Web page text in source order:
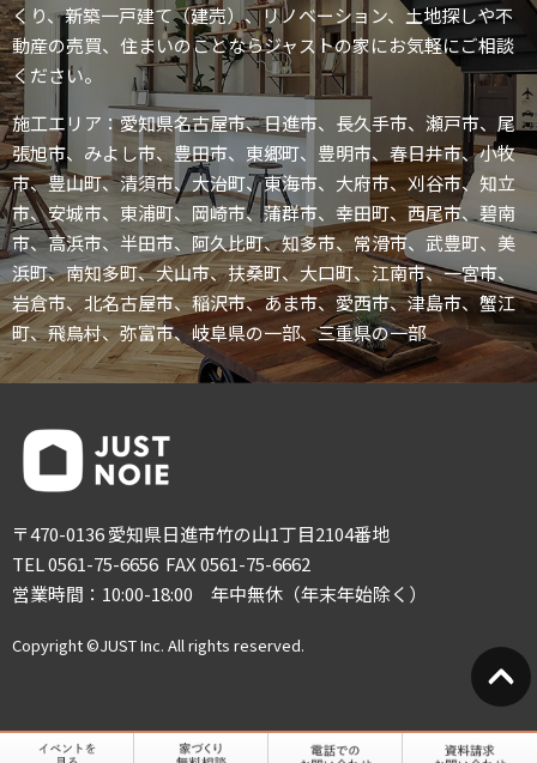
くり、新築一戸建て（建売）、リノベーション、土地探しや不
動産の売買、住まいのことならジャストの家にお気軽にご相談
ください。
施工エリア：愛知県名古屋市、日進市、長久手市、瀬戸市、尾
張旭市、みよし市、豊田市、東郷町、豊明市、春日井市、小牧
市、豊山町、清須市、大治町、東海市、大府市、刈谷市、知立
市、安城市、東浦町、岡崎市、蒲群市、幸田町、西尾市、碧南
市、高浜市、半田市、阿久比町、知多市、常滑市、武豊町、美
浜町、南知多町、犬山市、扶桑町、大口町、江南市、一宮市、
岩倉市、北名古屋市、稲沢市、あま市、愛西市、津島市、蟹江
町、飛鳥村、弥富市、岐阜県の一部、三重県の一部
〒470-0136 愛知県日進市竹の山1丁目2104番地
TEL 0561-75-6656 FAX 0561-75-6662
営業時間：10:00-18:00 年中無休（年末年始除く）
Copyright ©JUST Inc. All rights reserved.